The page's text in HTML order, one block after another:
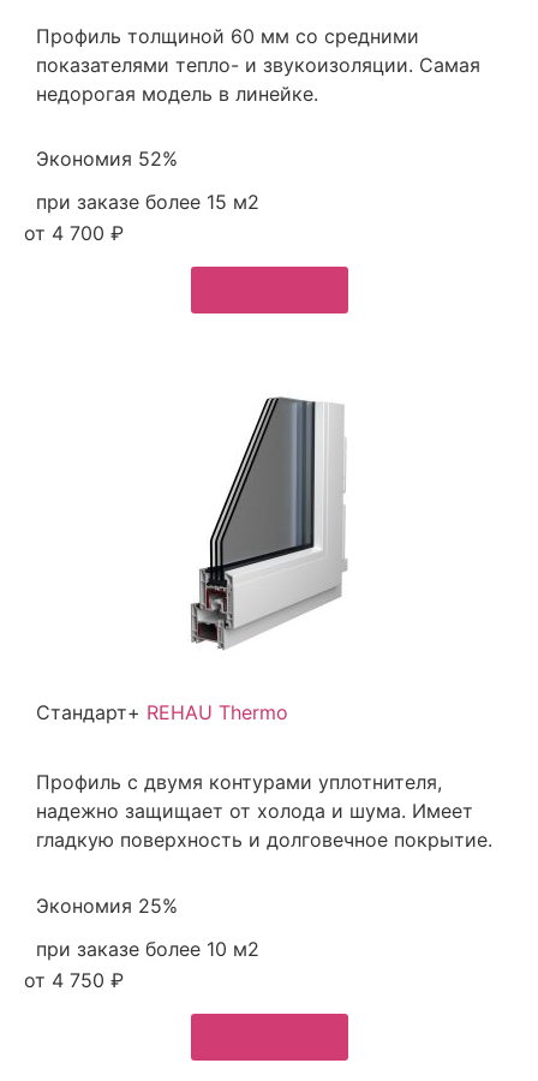
Профиль толщиной 60 мм со средними
показателями тепло- и звукоизоляции. Самая
недорогая модель в линейке.
Экономия 52%
при заказе более 15 м2
от 4 700 ₽
Стандарт+ REHAU Thermo
Профиль с двумя контурами уплотнителя,
надежно защищает от холода и шума. Имеет
гладкую поверхность и долговечное покрытие.
Экономия 25%
при заказе более 10 м2
от 4 750 ₽